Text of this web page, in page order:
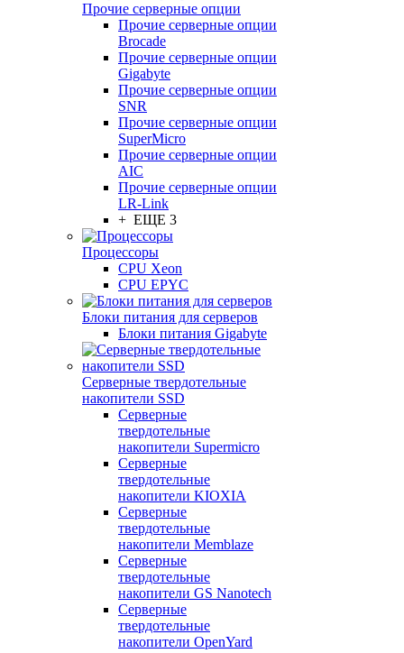
Прочие серверные опции
Прочие серверные опции
Brocade
Прочие серверные опции
Gigabyte
Прочие серверные опции
SNR
Прочие серверные опции
SuperMicro
Прочие серверные опции
AIC
Прочие серверные опции
LR-Link
+ ЕЩЕ 3
Процессоры
CPU Xeon
CPU EPYC
Блоки питания для серверов
Блоки питания Gigabyte
Серверные твердотельные
накопители SSD
Cерверные
твердотельные
накопители Supermicro
Cерверные
твердотельные
накопители KIOXIA
Cерверные
твердотельные
накопители Memblaze
Cерверные
твердотельные
накопители GS Nanotech
Серверные
твердотельные
накопители OpenYard